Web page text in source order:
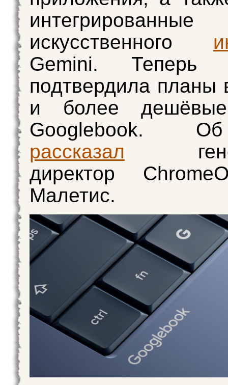
искусственного
Gemini. Теперь
подтвердила планы
и более
Googlebook.
рассказал
директор
Малетис.